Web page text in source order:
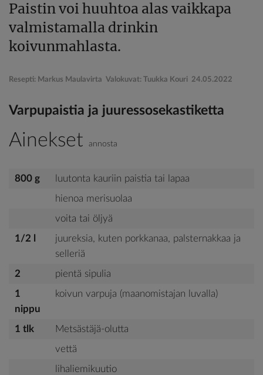
Paistin voi huuhtoa alas vaikkapa
valmistamalla drinkin
koivunmahlasta.
Resepti: Markus Maulavirta Valokuvat: Tuukka Kouri 24.05.2022
Varpupaistia ja juuressosekastiketta
Ainekset annosta
800 g
luutonta kauriin paistia tai lapaa
hienoa merisuolaa
voita tai öljyä
1/2 l
juureksia, kuten porkkanaa, palsternakkaa ja
selleriä
2
pientä sipulia
1
nippu
koivun varpuja (maanomistajan luvalla)
1 tlk
Metsästäjä-olutta
vettä
lihaliemikuutio